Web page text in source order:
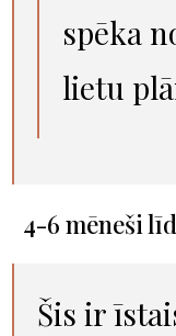
spēka
lietu
4-6 mēneši
Šis ir